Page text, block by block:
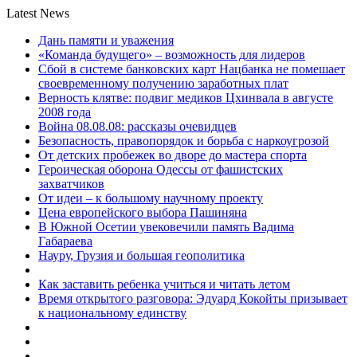
Latest News
Дань памяти и уважения
«Команда будущего» – возможность для лидеров
Сбой в системе банковских карт Нацбанка не помешает
своевременному получению заработных плат
Верность клятве: подвиг медиков Цхинвала в августе
2008 года
Война 08.08.08: рассказы очевидцев
Безопасность, правопорядок и борьба с наркоугрозой
От детских пробежек во дворе до мастера спорта
Героическая оборона Одессы от фашистских
захватчиков
От идеи – к большому научному проекту
Цена европейского выбора Пашиняна
В Южной Осетии увековечили память Вадима
Габараева
Науру, Грузия и большая геополитика
Как заставить ребенка учиться и читать летом
Время открытого разговора: Эдуард Кокойты призывает
к национальному единству